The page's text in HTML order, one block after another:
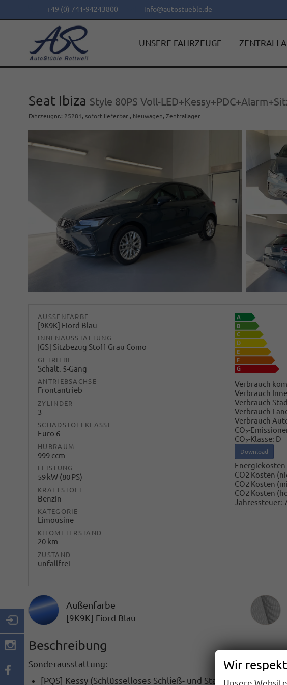
+49 (0) 741-94243800 info@autostueble.de
UNSERE FAHRZEUGE
Seat Ibiza Style 80PS Voll-
Fahrzeugnr.: 25281 , sofort lieferbar , Neuwagen, Zentrallager
AUSSENFARBE
[9K9K] Fiord Blau
INNENAUSSTATTUNG
[GS] Sitzbezug Stoff Grau Como
GETRIEBE
Schalt. 5-Gang
ANTRIEBSACHSE
Frontantrieb
ZYLINDER
3
SCHADSTOFFKLASSE
Euro 6
HUBRAUM
999 ccm
LEISTUNG
59 kW (80 PS)
KRAFTSTOFF
Benzin
KATEGORIE
Limousine
KILOMETERSTAND
20 km
ZUSTAND
unfallfrei
Verbrauch
Verbrauch
Verbrauch
Verbrauch
Verbrauch
CO2-
CO2-Klasse: D
Download
Energiekosten
CO2 Kosten
CO2 Kosten
CO2 Kosten
Jahressteuer:
Außenfarbe
[9K9K] Fiord Blau
Beschreibung
Sonderausstattung:
[PQS] Kessy (Schlüsselloses Schließ- und Startsystem)
Wir